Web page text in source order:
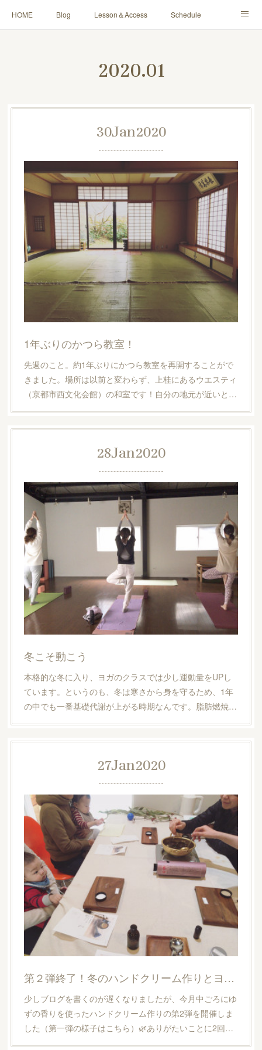
HOME Blog Lesson＆Access Schedule
2020.01
30Jan2020
1年ぶりのかつら教室！
先週のこと。約1年ぶりにかつら教室を再開することがで
きました。場所は以前と変わらず、上桂にあるウエスティ
（京都市西文化会館）の和室です！自分の地元が近いと…
28Jan2020
冬こそ動こう
本格的な冬に入り、ヨガのクラスでは少し運動量をUPし
ています。というのも、冬は寒さから身を守るため、1年
の中でも一番基礎代謝が上がる時期なんです。脂肪燃焼…
27Jan2020
第２弾終了！冬のハンドクリーム作りとヨガ。
少しブログを書くのが遅くなりましたが、今月中ごろにゆ
ずの香りを使ったハンドクリーム作りの第2弾を開催しま
した（第一弾の様子はこちら）🌿ありがたいことに2回…